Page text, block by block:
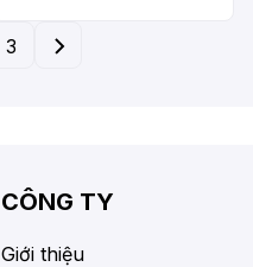
3
CÔNG TY
Giới thiệu